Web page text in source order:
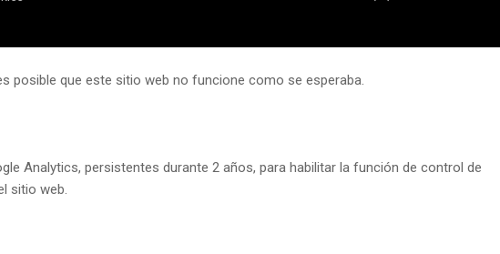
posible que este sitio web no funcione como se esperaba.
Analytics, persistentes durante 2 años, para habilitar la función de control de
sitio web.